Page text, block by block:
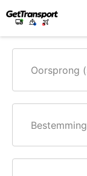
Oorsprong